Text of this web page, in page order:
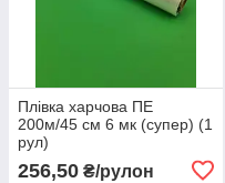
Плівка харчова ПЕ
200м/45 см 6 мк (супер) (1
рул)
256,50 ₴/рулон